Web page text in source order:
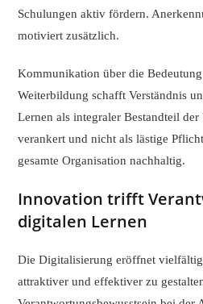
Schulungen aktiv fördern.
motiviert zusätzlich.
Kommunikation über die
Weiterbildung schafft Verständnis
Lernen als integraler Bestandteil der
verankert und nicht als lästige
gesamte Organisation nachhaltig.
Innovation trifft
digitalen Lernen
Die Digitalisierung eröffnet
attraktiver und effektiver zu